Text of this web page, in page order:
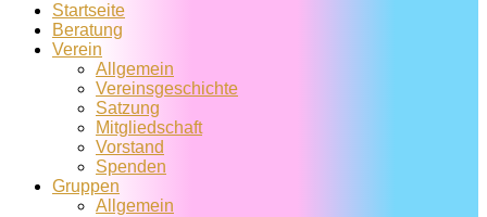
Startseite
Beratung
Verein
Allgemein
Vereins­geschichte
Satzung
Mitglied­schaft
Vorstand
Spenden
Gruppen
Allgemein